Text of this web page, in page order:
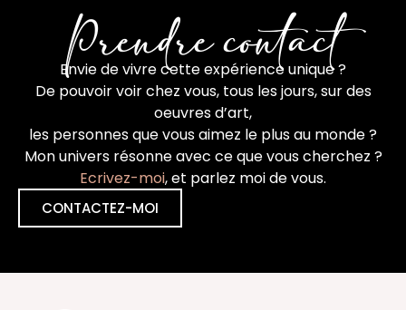
Prendre contact
Envie de vivre cette expérience unique ?
De pouvoir voir chez vous, tous les jours, sur des
oeuvres d’art,
les personnes que vous aimez le plus au monde ?
Mon univers résonne avec ce que vous cherchez ?
Ecrivez-moi, et parlez moi de vous.
CONTACTEZ-MOI